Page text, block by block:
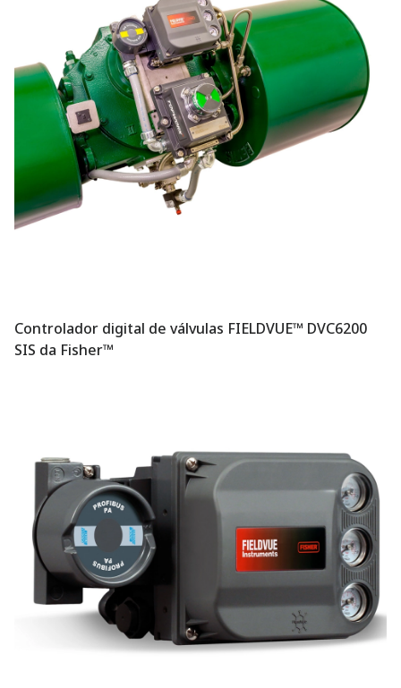
Controlador digital de válvulas FIELDVUE™ DVC6200
SIS da Fisher™